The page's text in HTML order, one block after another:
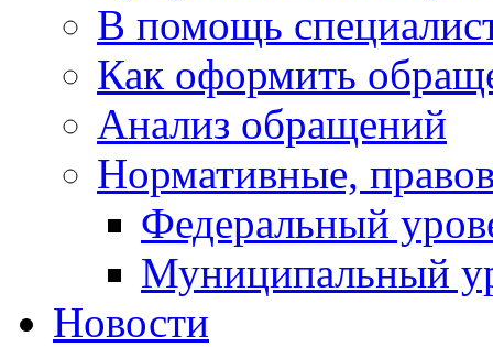
В помощь
Как оформить
Анализ обращений
Нормативные,
Федеральный
Муниципальный
Новости